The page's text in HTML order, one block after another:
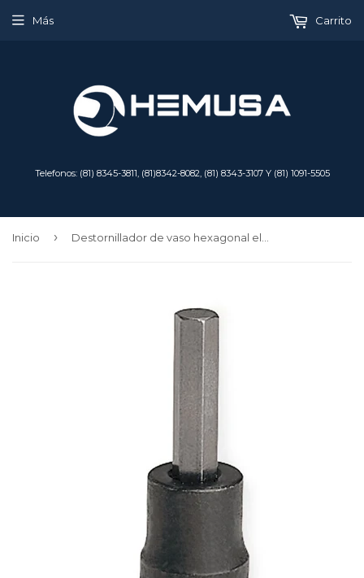
Telefonos: (81) 8345-3811, (81)8342-8082, (81) 8343-3107 Y (81) 1091-5505
Más Carrito
Inicio ›